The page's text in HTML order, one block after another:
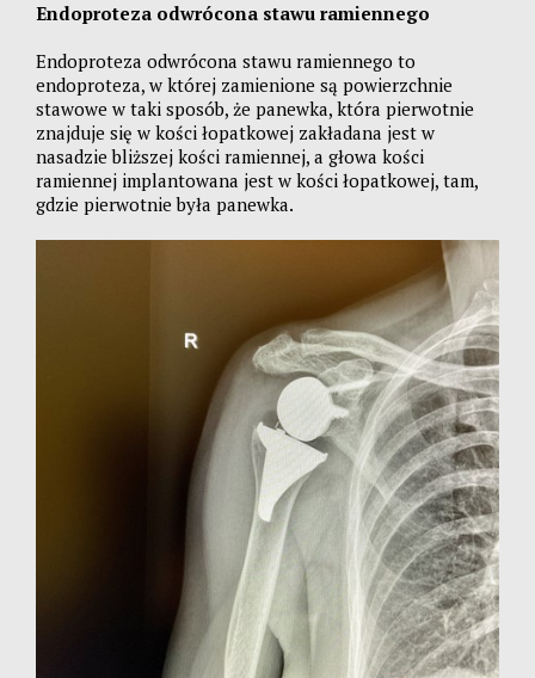
Endoproteza odwrócona stawu ramiennego
Endoproteza odwrócona stawu ramiennego to
endoproteza, w której zamienione są powierzchnie
stawowe w taki sposób, że panewka, która pierwotnie
znajduje się w kości łopatkowej zakładana jest w
nasadzie bliższej kości ramiennej, a głowa kości
ramiennej implantowana jest w kości łopatkowej, tam,
gdzie pierwotnie była panewka.